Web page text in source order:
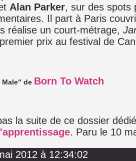
Alan Parker, sur des spots
Il part à Paris
réalise un court-métrage,
prix au festival de
Male" de Born To Watch
la suite de ce dossier
. Paru le 10
2012 à 12:34:02